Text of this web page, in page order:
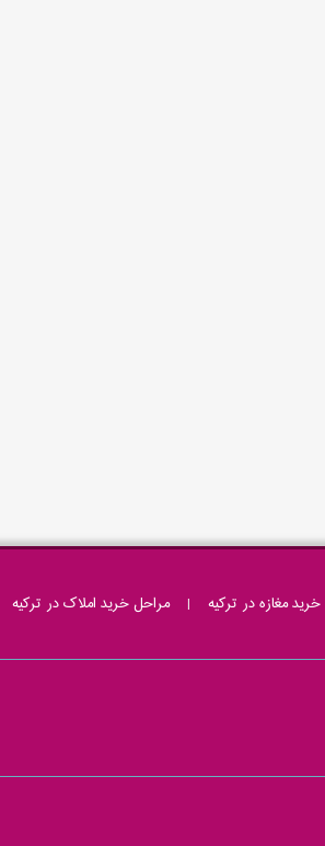
خرید مغازه در ترکیه |مراحل خرید املاک در ترکیه